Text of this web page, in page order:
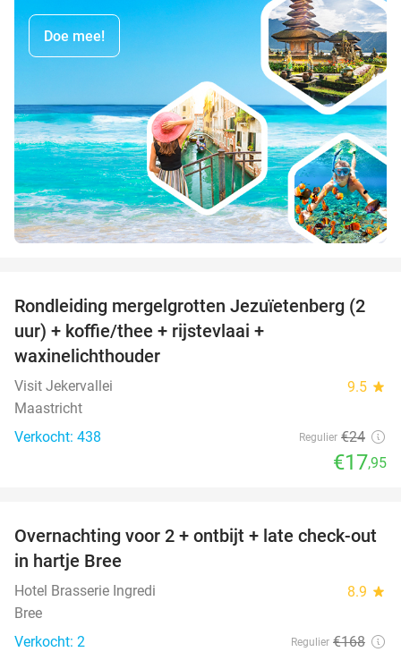
Doe mee!
25%
Rondleiding mergelgrotten Jezuïetenberg (2
uur) + koffie/thee + rijstevlaai +
waxinelichthouder
Visit Jekervallei 9.5 star
Maastricht
Verkocht: 438
Regulier €24
€17,95
41%
TODAY
Overnachting voor 2 + ontbijt + late check-out
in hartje Bree
Hotel Brasserie Ingredi 8.9 star
Bree
Verkocht: 2
Regulier €168